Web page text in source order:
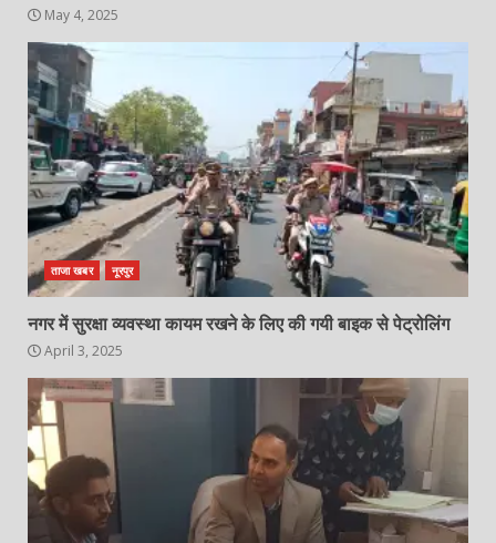
May 4, 2025
ताजा खबर नूरपुर
नगर में सुरक्षा व्यवस्था कायम रखने के लिए की गयी बाइक से पेट्रोलिंग
April 3, 2025